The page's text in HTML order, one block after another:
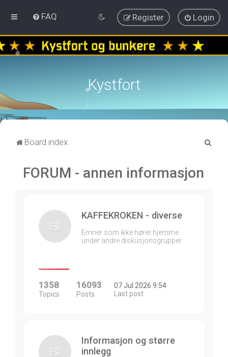
FAQ Login
Register
Kystfort
Board index
FORUM - annen informasjon
KAFFEKROKEN - diverse
Emner som ikke hører hjemme
under andre diskusjonsgrupper
1358
Topics
16093
Posts
07 Jul 2026 9:54
Last post
Informasjon og større
innlegg